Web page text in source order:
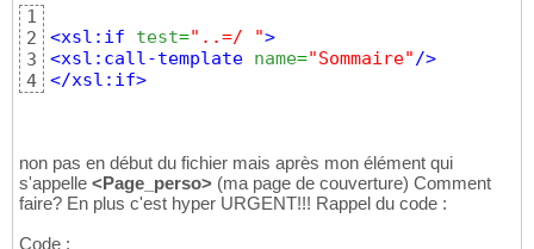
26
1
2
3
4
<xsl:if test="..=/ ">
<xsl:call-template name="Sommaire"/>
</xsl:if>
non pas en début du fichier mais après mon élément qui
s'appelle <Page_perso> (ma page de couverture) Comment
faire? En plus c'est hyper URGENT!!! Rappel du code :
Code :